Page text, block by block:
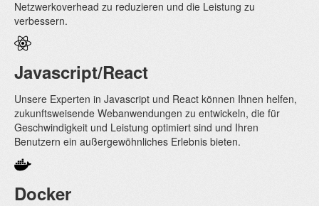
Netzwerkoverhead zu reduzieren und die Leistung zu
verbessern.
Javascript/React
Unsere Experten in Javascript und React können Ihnen helfen,
zukunftsweisende Webanwendungen zu entwickeln, die für
Geschwindigkeit und Leistung optimiert sind und Ihren
Benutzern ein außergewöhnliches Erlebnis bieten.
Docker